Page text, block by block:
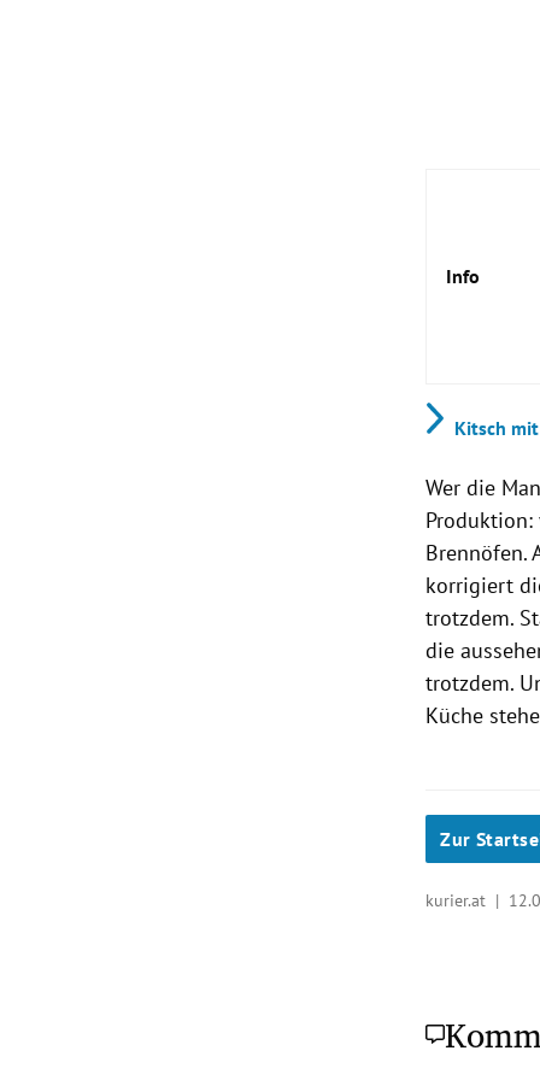
Info
Kitsch
Wer die
Brennöfen.
korrigiert
trotzdem.
die
trotzdem.
Küche
Zur
kurier.at |